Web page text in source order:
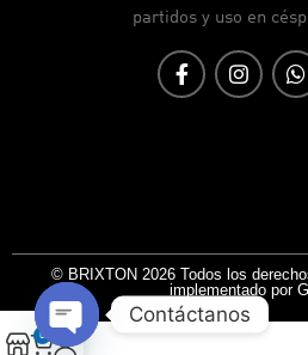
partidos y uso en
© BRIXTON 2026 Todos los
implementado por
0
Contáctanos